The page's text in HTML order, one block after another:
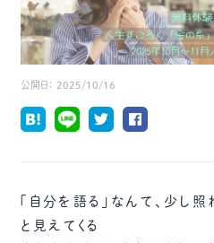
公開日： 2025/10/16
「自分を語る」なんて、少し
と見えてくる